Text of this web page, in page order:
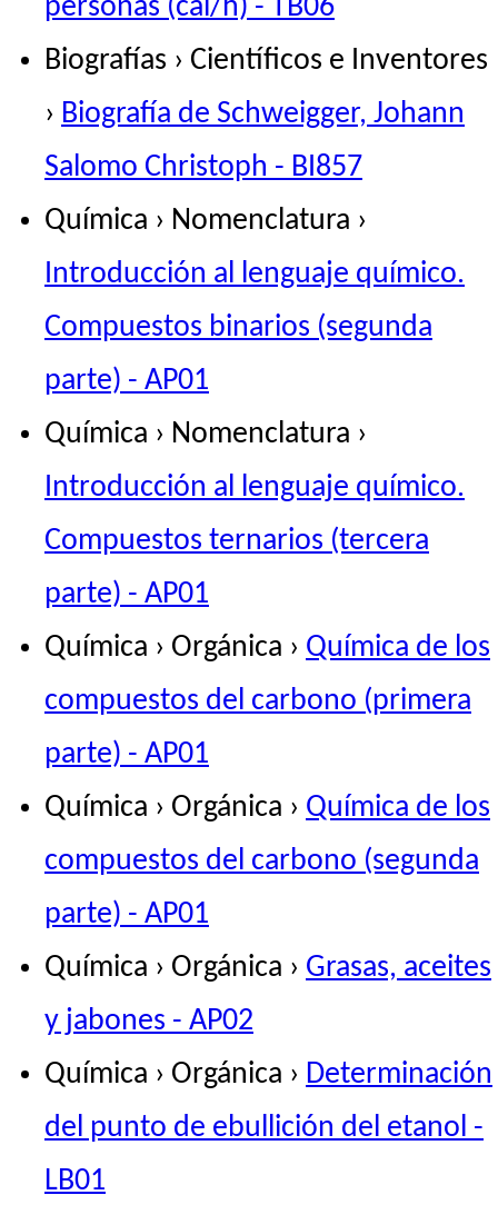
personas (cal/h) - TB06
Biografías › Científicos e Inventores
› Biografía de Schweigger, Johann
Salomo Christoph - BI857
Química › Nomenclatura ›
Introducción al lenguaje químico.
Compuestos binarios (segunda
parte) - AP01
Química › Nomenclatura ›
Introducción al lenguaje químico.
Compuestos ternarios (tercera
parte) - AP01
Química › Orgánica › Química de los
compuestos del carbono (primera
parte) - AP01
Química › Orgánica › Química de los
compuestos del carbono (segunda
parte) - AP01
Química › Orgánica › Grasas, aceites
y jabones - AP02
Química › Orgánica › Determinación
del punto de ebullición del etanol -
LB01